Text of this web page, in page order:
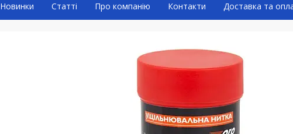
Новинки Статті Про компанію Контакти Доставка та